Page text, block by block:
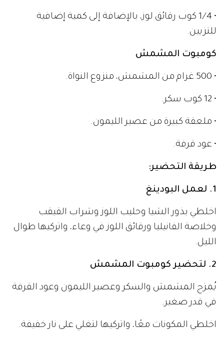
• 1⁄4 كوب رقائق لوز، بالإضافة إلى كمية إضافية
للتزيين.
كومبوت المشمش
• 500 غرام من المشمش، منزوع النواة.
• 12 كوب سكر.
• ملعقة كبيرة من عصير الليمون.
• عود قرفة.
طريقة التحضير:
1. لعمل البودينغ
اخلطي بذور الشيا وحليب اللوز وشراب القيقب
وخلاصة الفانيليا ورقائق اللوز في وعاء، واتركيها طوال
الليل.
2. لتحضير كومبوت المشمش
يُمزج المشمش والسكر وعصير الليمون وعود القرفة
في قدر صغير.
اخلطي المكونات معًا، واتركيها لتغلي على نار خفيفة.